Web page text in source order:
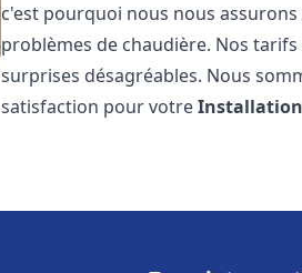
c'est pourquoi nous nous
problèmes de chaudière. Nos
surprises désagréables. Nous
satisfaction pour votreInstallation